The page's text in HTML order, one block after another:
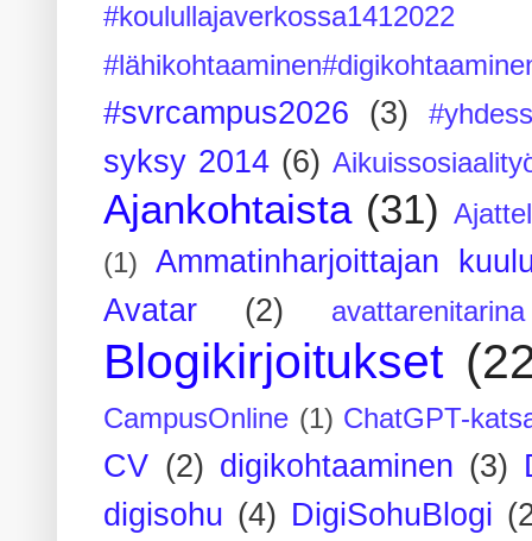
#koulullajaverkossa1412022
#svrcampus2026 (3)
syksy 2014 (6)
Ajankohtaista (31)
(1)
Ammatinharjoittajan
Avatar
(2) avattarenitarina
Blogikirjoitukset
CampusOnline (1) ChatGPT-
CV (2) digikohtaaminen (3)
digisohu (4) DigiSohuBlogi